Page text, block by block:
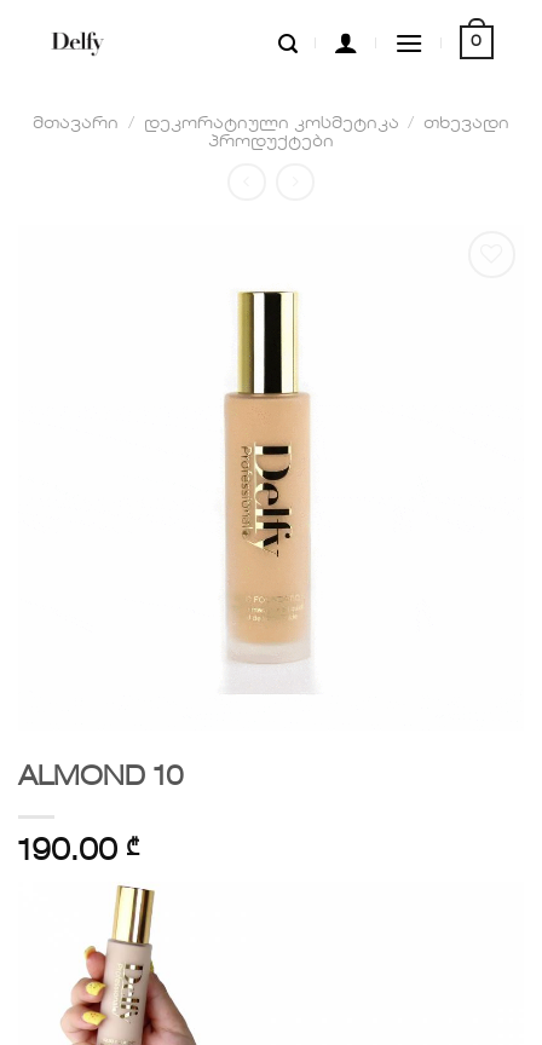
0
მთავარი / დეკორატიული კოსმეტიკა /
თხევადი
პროდუქტები
ALMOND 10
190.00 ₾